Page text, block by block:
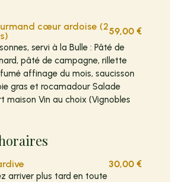
cœur ardoise (259,00 €
servi à la Bulle : Pâté de
pâté de campagne, rillette
affinage du mois, saucisson
gras et rocamadour Salade
maison Vin au choix (Vignobles
30,00 €
arriver plus tard en toute